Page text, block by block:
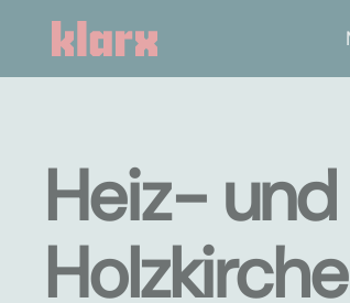
Heiz-